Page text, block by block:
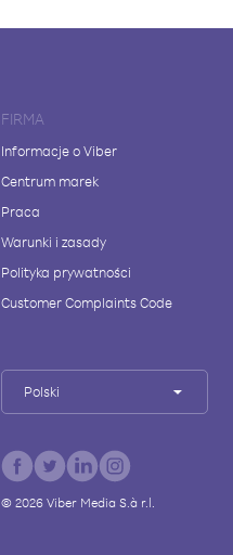
FIRMA
Informacje o Viber
Centrum marek
Praca
Warunki i zasady
Polityka prywatności
Customer Complaints Code
Polski
© 2026Viber Media S.à r.l.